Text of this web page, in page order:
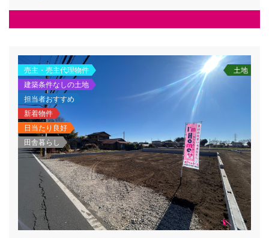
売主・売主代理物件
建築条件なしの土地
担当者おすすめ
新着物件
日当たり良好
田舎暮らし
土地